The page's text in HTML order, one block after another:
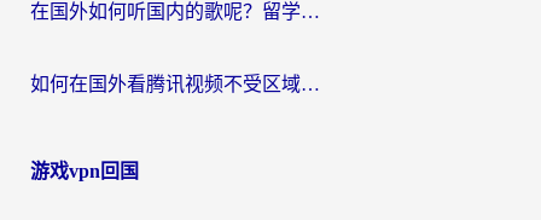
在国外如何听国内的歌呢？留学生亲测有效的回国加速方案
如何在国外看腾讯视频不受区域限制？留学生亲测有效的回国加速指南
游戏vpn回国